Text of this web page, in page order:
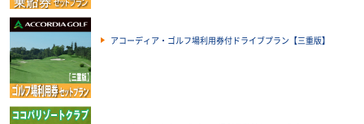
アコーディア・ゴルフ場利用券付ドライブプラン【三重版】